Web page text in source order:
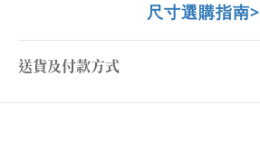
尺寸選購指南>
送貨及付款方式